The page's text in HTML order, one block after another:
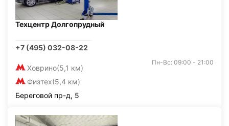
Техцентр Долгопрудный
+7 (495) 032-08-22
Ховрино(5,1 км)
Физтех(5,4 км)
Пн-Вс: 09:00 - 21:00
Береговой пр-д, 5